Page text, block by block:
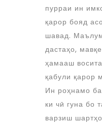
пурраи ин
қарор бояд
шавад.
дастаҳо,
ҳамааш
қабули қарор
Ин роҳнамо
ки чӣ гуна бо
варзиш